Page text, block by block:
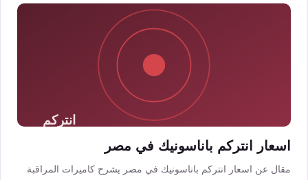
اسعار انتركم باناسونيك في مصر
مقال عن اسعار انتركم باناسونيك في مصر يشرح كاميرات المراقبة